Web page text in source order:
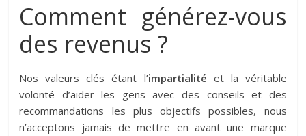
Comment générez-vous
des revenus ?
Nos valeurs clés étant l’impartialité et la véritable
volonté d’aider les gens avec des conseils et des
recommandations les plus objectifs possibles, nous
n’acceptons jamais de mettre en avant une marque